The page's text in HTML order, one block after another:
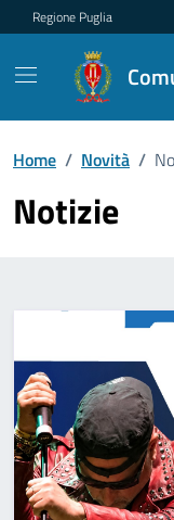
Regione Puglia
Home / Novità /
Notizie